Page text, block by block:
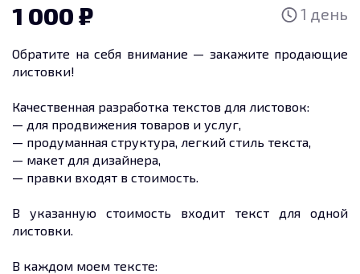
1 000 1 день
Обратите на себя внимание — закажите продающие
листовки!
Качественная разработка текстов для листовок:
— для продвижения товаров и услуг,
— продуманная структура, легкий стиль текста,
— макет для дизайнера,
— правки входят в стоимость.
В указанную стоимость входит текст для одной
листовки.
В каждом моем тексте: